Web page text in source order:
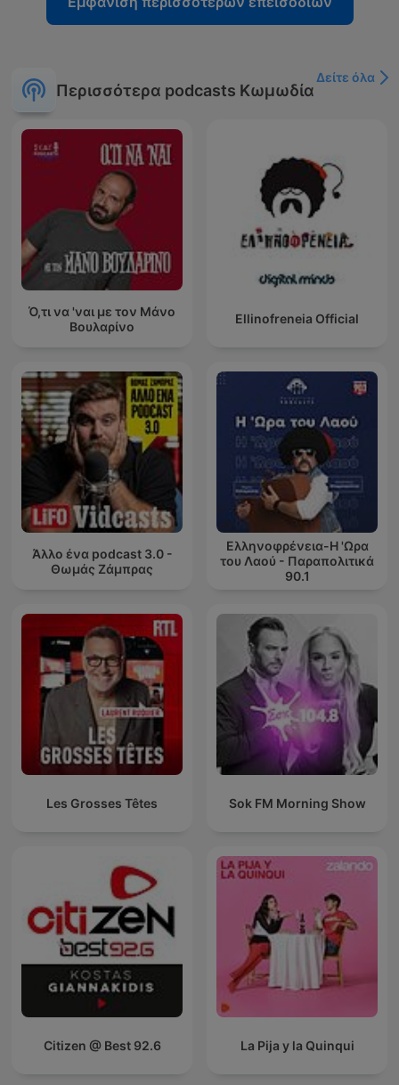
Περισσότερα podcasts Κωμωδία
Δείτε όλα
Ό,τι να 'ναι με τον Μάνο
Βουλαρίνο
Ellinofreneia Official
Άλλο ένα podcast 3.0 -
Θωμάς Ζάμπρας
Ελληνοφρένεια-Η 'Ωρα
του Λαού - Παραπολιτικά
90.1
Les Grosses Têtes Sok FM Morning Show
Citizen @ Best 92.6 La Pija y la Quinqui